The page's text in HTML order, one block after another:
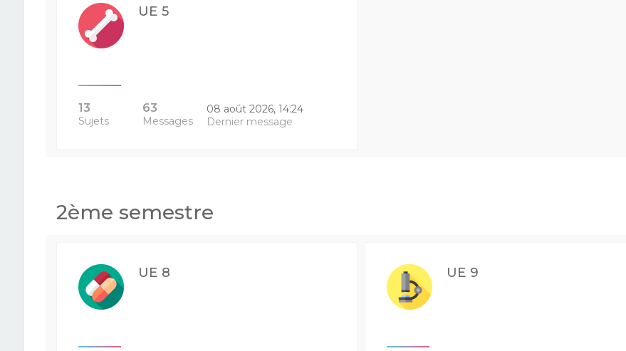
UE 5
13
Sujets
63
Messages
08 août 2026, 14:24
Dernier message
2ème semestre
UE 8 UE 9